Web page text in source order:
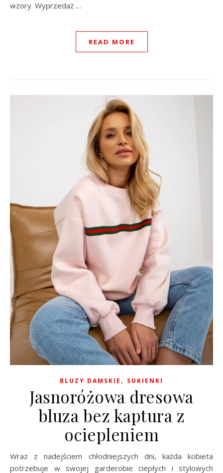
wzory. Wyprzedaż …
READ MORE
BLUZY DAMSKIE , SUKIENKI
Jasnoróżowa dresowa
bluza bez kaptura z
ociepleniem
Wraz z nadejściem chłodniejszych dni, każda kobieta
potrzebuje w swojej garderobie ciepłych i stylowych